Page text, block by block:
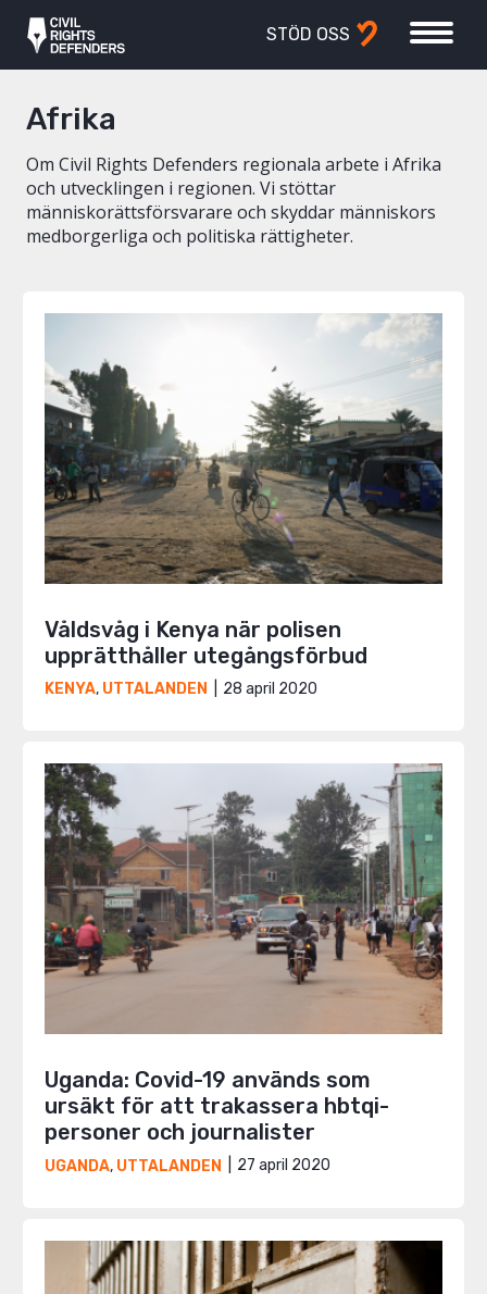
STÖD OSS
Afrika
Om Civil Rights Defenders regionala arbete i Afrika
och utvecklingen i regionen. Vi stöttar
människorättsförsvarare och skyddar människors
medborgerliga och politiska rättigheter.
Våldsvåg i Kenya när polisen
upprätthåller utegångsförbud
KENYA, UTTALANDEN 28 april 2020
Uganda: Covid-19 används som
ursäkt för att trakassera hbtqi-
personer och journalister
UGANDA, UTTALANDEN 27 april 2020